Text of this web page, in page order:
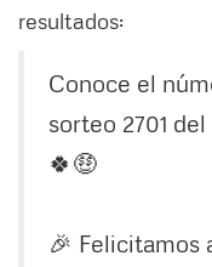
resultados:
Conoce el
sorteo 2701
🍀🤑
🎉 Felicitamos